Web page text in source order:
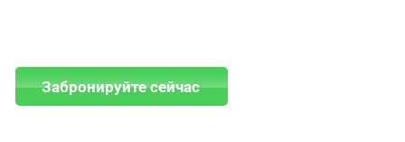
Забронируйте сейчас